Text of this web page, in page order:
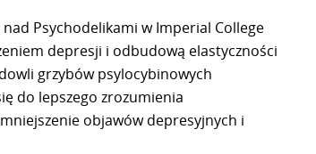
Psychodelikami w Imperial College
depresji i odbudową elastyczności
grzybów psylocybinowych
do lepszego zrozumienia
objawów depresyjnych i